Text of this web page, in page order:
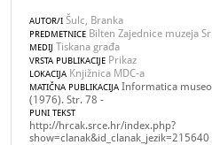
AUTOR/I Šulc, Branka
PREDMETNICE Bilten Zajednice muzeja
MEDIJ Tiskana građa
VRSTA PUBLIKACIJE Prikaz
LOKACIJA Knjižnica MDC-a
MATIČNA PUBLIKACIJA Informatica
(1976). Str. 78 -
PUNI TEKST
http://hrcak.srce.hr/index.php?
show=clanak&id_clanak_jezik=215640